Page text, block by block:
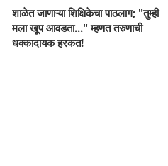
शाळेत जाणाऱ्या शिक्षिकेचा पाठलाग; "तुम्ही
मला खूप आवडता..." म्हणत तरुणाची
धक्कादायक हरकत!